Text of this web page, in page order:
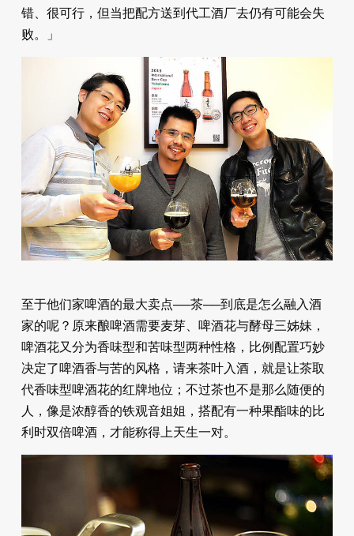
错、很可行，但当把配方送到代工酒厂去仍有可能会失
败。」
至于他们家啤酒的最大卖点──茶──到底是怎么融入酒
家的呢？原来酿啤酒需要麦芽、啤酒花与酵母三姊妹，
啤酒花又分为香味型和苦味型两种性格，比例配置巧妙
决定了啤酒香与苦的风格，请来茶叶入酒，就是让茶取
代香味型啤酒花的红牌地位；不过茶也不是那么随便的
人，像是浓醇香的铁观音姐姐，搭配有一种果酯味的比
利时双倍啤酒，才能称得上天生一对。